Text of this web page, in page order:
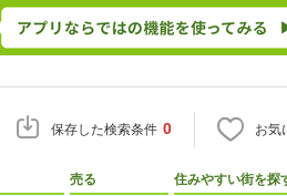
保存した検索条件 0 お気
売る 住みやすい街を探